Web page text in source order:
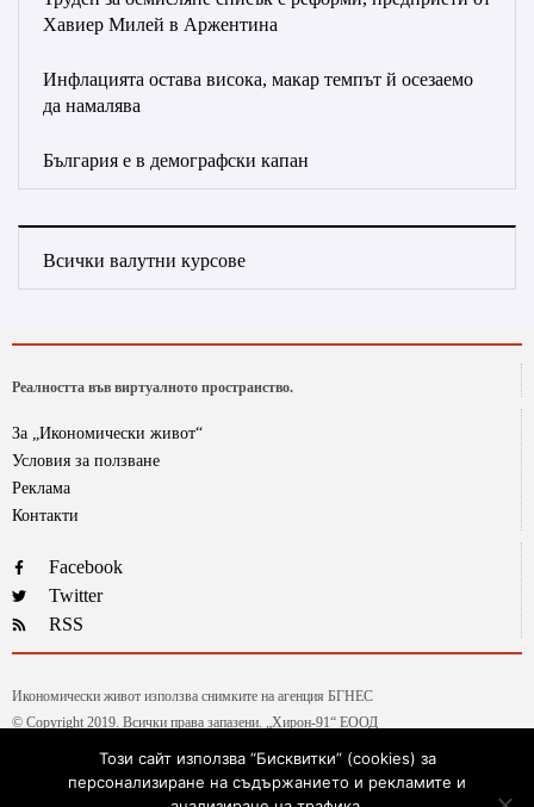
Хавиер Милей в Аржентина
Инфлацията остава висока, макар темпът й осезаемо
да намалява
България е в демографски капан
Всички валутни курсове
Реалността във виртуалното пространство.
За „Икономически живот“
Условия за ползване
Реклама
Контакти
Facebook
Twitter
RSS
Икономически живот използва снимките на агенция БГНЕС
© Copyright 2019. Всички права запазени. „Хирон-91“ ЕООД
Текстовете от рубриката „Гласове и мнения“ са авторски, на колумнистите на ИЖ.
Този сайт използва “Бисквитки” (cookies) за
персонализиране на съдържанието и рекламите и